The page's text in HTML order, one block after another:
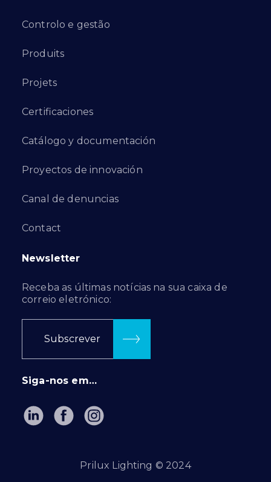
Controlo e gestão
Produits
Projets
Certificaciones
Catálogo y documentación
Proyectos de innovación
Canal de denuncias
Contact
Newsletter
Receba as últimas notícias na sua caixa de
correio eletrónico:
Subscrever
Siga-nos em…
Prilux Lighting © 2024